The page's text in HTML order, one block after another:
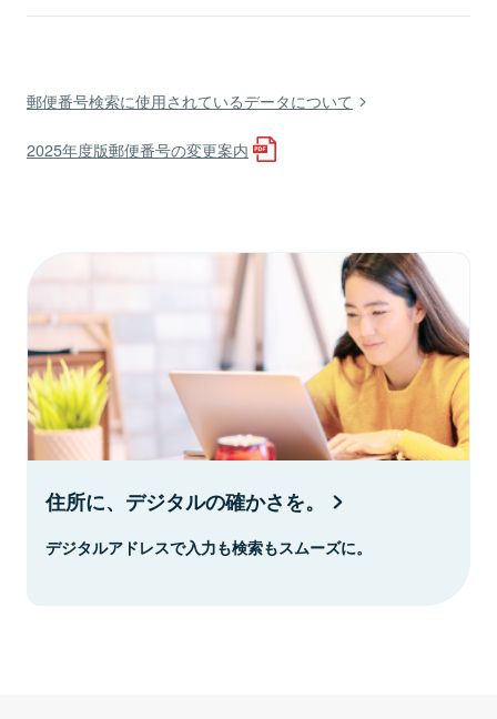
郵便番号検索に使用されているデータについて
2025年度版郵便番号の変更案内
住所に、デジタルの確かさを。
デジタルアドレスで入力も検索もスムーズに。